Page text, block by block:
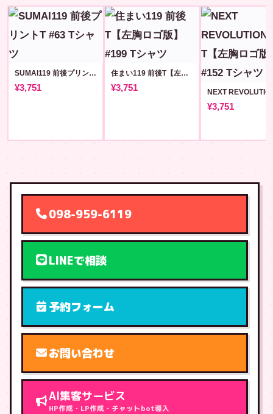
SUMAI119 前後プリントT #63
¥3,751
住まい119 前後T【左胸ロゴ版】#199
¥3,751
¥3,751
098-959-6119
LINEで相談
予約フォーム
お問い合わせ
AI集客サービス
HP作成・LP作成・チャットbot導入